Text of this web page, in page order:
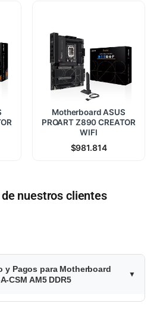
Motherboard ASUS
PROART Z890 CREATOR
WIFI
$981.814
nuestros clientes
y Pagos para Motherboard
CSM AM5 DDR5